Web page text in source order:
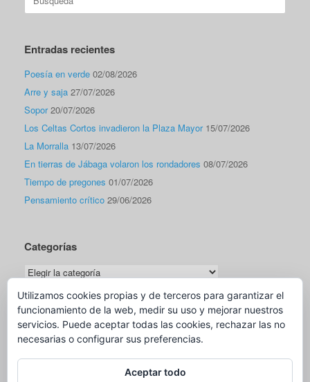
Entradas recientes
Poesía en verde 02/08/2026
Arre y saja 27/07/2026
Sopor 20/07/2026
Los Celtas Cortos invadieron la Plaza Mayor 15/07/2026
La Morralla 13/07/2026
En tierras de Jábaga volaron los rondadores 08/07/2026
Tiempo de pregones 01/07/2026
Pensamiento crítico 29/06/2026
Categorías
Categorías
Traductor
Utilizamos cookies propias y de terceros para garantizar el
funcionamiento de la web, medir su uso y mejorar nuestros
servicios. Puede aceptar todas las cookies, rechazar las no
necesarias o configurar sus preferencias.
Aceptar todo